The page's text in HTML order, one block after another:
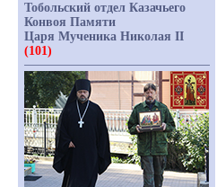
Тобольский отдел Казачьего
Конвоя Памяти
Царя Мученика Николая II
(101)